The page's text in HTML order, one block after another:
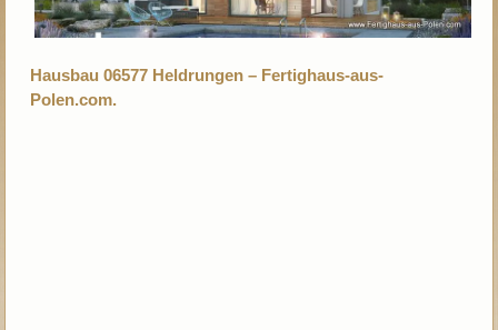
Hausbau 06577 Heldrungen – Fertighaus-aus-
Polen.com.